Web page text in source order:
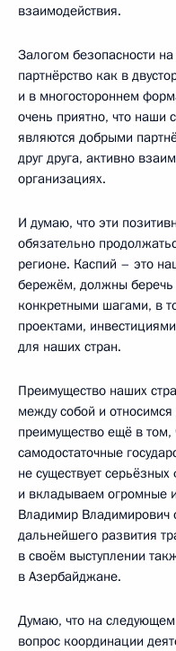
взаимодействия.
Залогом безопасности
партнёрство как в
и в многостороннем
очень приятно, что наши
являются добрыми
друг друга, активно
организациях.
И думаю, что эти
обязательно
регионе. Каспий – это
бережём, должны
конкретными шагами, в
проектами,
для наших стран.
Преимущество наших
между собой и
преимущество ещё в
самодостаточные
не существует
и вкладываем огромные
Владимир Владимирович
дальнейшего развития
в своём выступлении
в Азербайджане.
Думаю, что на следующем
вопрос координации